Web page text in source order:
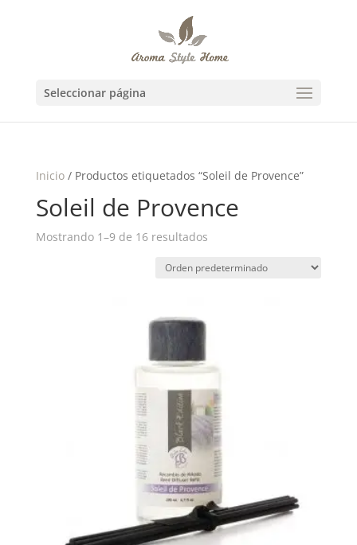
Seleccionar página
Inicio/ Productos etiquetados “Soleil de Provence”
Soleil de Provence
Mostrando 1–9 de 16 resultados